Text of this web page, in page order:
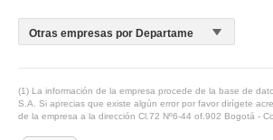
(1) La información de la empresa procede de la base de
S.A. Si aprecias que existe algún error por favor dirígete
de la empresa a la dirección Cl.72 Nº6-44 of.902 Bogotá -